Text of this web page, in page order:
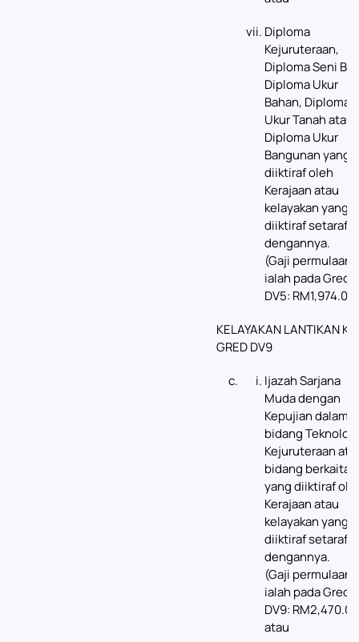
Diploma
Kejuruteraan,
Diploma Seni
Diploma Ukur
Bahan, Diploma
Ukur Tanah atau
Diploma Ukur
Bangunan yang
diiktiraf oleh
Kerajaan atau
kelayakan yang
diiktiraf setaraf
dengannya.
(Gaji permulaan
ialah pada Gred
DV5:
KELAYAKAN LANTIKAN KE
GRED DV9
Ijazah Sarjana
Muda dengan
Kepujian dalam
bidang Teknologi
Kejuruteraan
bidang berkaitan
yang diiktiraf
Kerajaan atau
kelayakan yang
diiktiraf setaraf
dengannya.
(Gaji permulaan
ialah pada Gred
DV9:
atau